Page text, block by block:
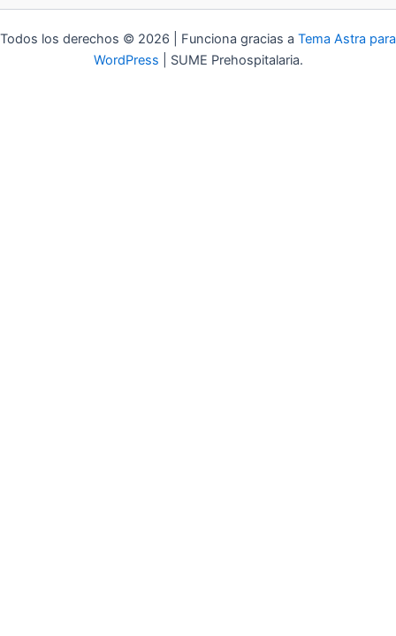
Todos los derechos © 2026 | Funciona gracias a Tema Astra para
WordPress | SUME Prehospitalaria.